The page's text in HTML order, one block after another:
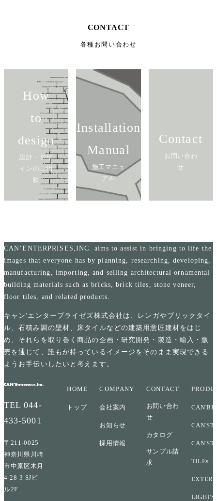
CONTACT
各種お問い合わせ
How
to
design
設計・デザ
インのご相
談
Installation
Manual
施工マニュ
アル
Contact
お問い合わ
せ
CAN’ENTERPRISES,INC. aims to assist in bringing to life the
images that everyone has by planning, researching, developing,
manufacturing, importing, and selling architectural ornamental
building materials such as bricks, brick tiles, stone veneer,
floor tiles, and related products.
キャン'エンタープライゼズ株式会社は、レンガやブリックタイ
ル、石積み調の壁材、床タイルなどの建築用意匠建材をはじ
め、それらを取り巻く商品の企画・研究開発・製造・輸入・販
売を通じて、誰もが持っているイメージをそのまま実現できる
ようお手伝いしたいと考えます。
TEL044-
433-5001
〒211-0025
神奈川県川崎
市中原区木月
4-28-3 SJビ
ル2F
HOME
トップ
COMPANY
会社案内
お知らせ
採用情報
CONTACT
お問い合わ
せ
カタログ
サンプル請
求
TILEs
LIGHTS